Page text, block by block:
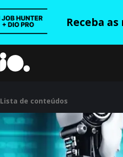
Receba
Lista de conteúdos